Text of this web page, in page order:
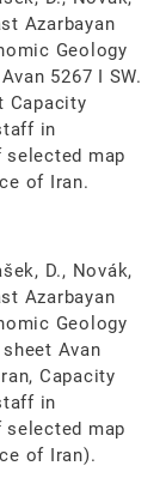
Azarbayan
Geology
5267 I SW.
Capacity
in
map
of Iran.
D., Novák,
Azarbayan
Geology
Avan
Capacity
in
map
of Iran).